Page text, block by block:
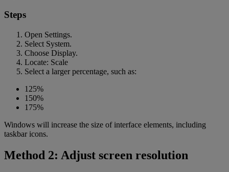
Steps
Open Settings.
Select System.
Choose Display.
Locate: Scale
Select a larger percentage, such as:
125%
150%
175%
Windows will increase the size of interface elements, including
taskbar icons.
Method 2: Adjust screen resolution